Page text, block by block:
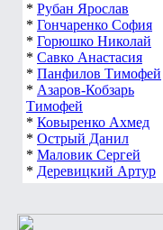
* Рубан Ярослав
* Гончаренко София
* Горюшко Николай
* Савко Анастасия
* Панфилов Тимофей
* Азаров-Кобзарь
Тимофей
* Ковыренко Ахмед
* Острый Данил
* Маловик Сергей
* Деревицкий Артур